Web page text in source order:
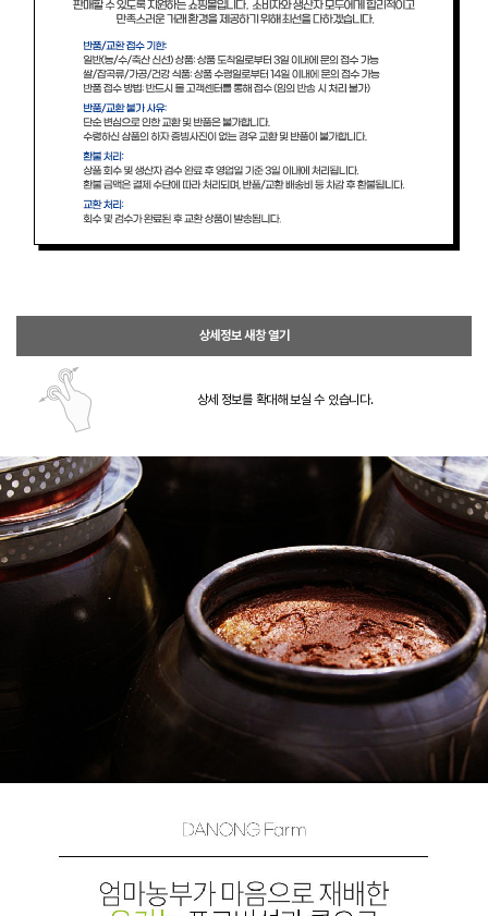
상세정보 새창 열기
상세 정보를 확대해 보실 수 있습니다.